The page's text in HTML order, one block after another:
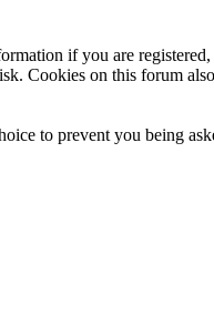
if you are
Cookies on this forum
to prevent you being